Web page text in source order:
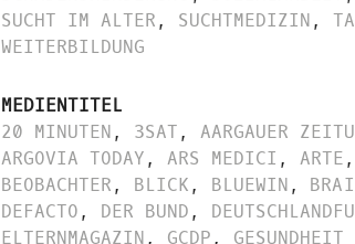
SUCHT IM ALTER, SUCHTMEDIZIN,
WEITERBILDUNG
MEDIENTITEL
20 MINUTEN, 3SAT, AARGAUER
ARGOVIA TODAY, ARS MEDICI , ARTE,
BEOBACHTER, BLICK, BLUEWIN,
DEFACTO, DER BUND,
ELTERNMAGAZIN, GCDP, GESUNDHEIT